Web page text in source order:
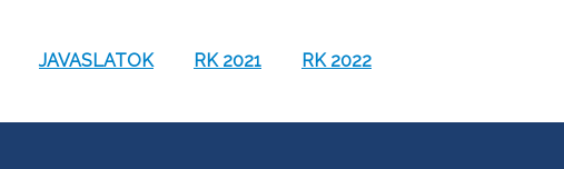
JAVASLATOK RK 2021 RK 2022